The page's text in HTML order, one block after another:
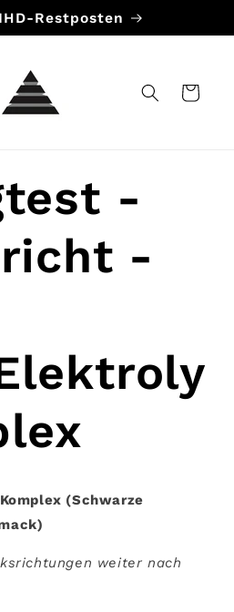
Restposten
Warenkorb
-
-
(Schwarze
weiter nach